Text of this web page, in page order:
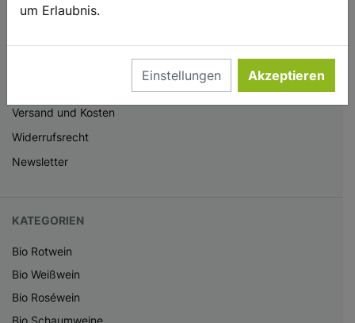
um Erlaubnis.
Einstellungen Akzeptieren
INFORMATIONEN
Versand und Kosten
Widerrufsrecht
Newsletter
KATEGORIEN
Bio Rotwein
Bio Weißwein
Bio Roséwein